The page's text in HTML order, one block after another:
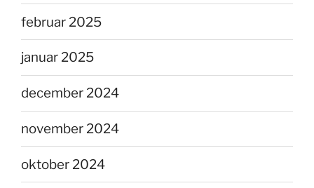
februar 2025
januar 2025
december 2024
november 2024
oktober 2024